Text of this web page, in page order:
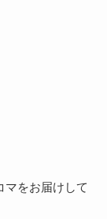
マをお届けして